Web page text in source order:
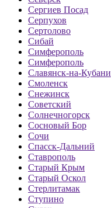
Сергиев Посад
Серпухов
Сертолово
Сибай
Симферополь
Симферополь
Славянск-на-Кубани
Смоленск
Снежинск
Советский
Солнечногорск
Сосновый Бор
Сочи
Спасск-Дальний
Ставрополь
Старый Крым
Старый Оскол
Стерлитамак
Ступино